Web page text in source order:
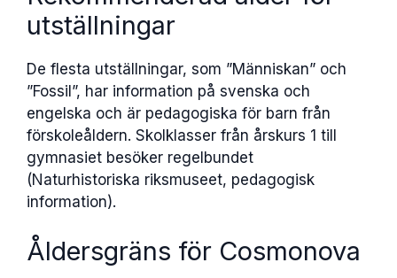
utställningar
De flesta utställningar, som ”Människan” och
”Fossil”, har information på svenska och
engelska och är pedagogiska för barn från
förskoleåldern. Skolklasser från årskurs 1 till
gymnasiet besöker regelbundet
(Naturhistoriska riksmuseet, pedagogisk
information).
Åldersgräns för Cosmonova